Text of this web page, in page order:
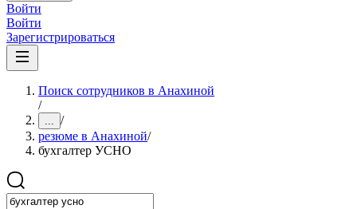
Войти
Войти
Зарегистрироваться
Поиск сотрудников в Анахиной
/
... /
резюме в Анахиной/
бухгалтер УСНО